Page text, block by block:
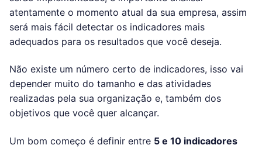
atentamente o momento atual da sua empresa, assim
será mais fácil detectar os indicadores mais
adequados para os resultados que você deseja.
Não existe um número certo de indicadores, isso vai
depender muito do tamanho e das atividades
realizadas pela sua organização e, também dos
objetivos que você quer alcançar.
Um bom começo é definir entre 5 e 10 indicadores